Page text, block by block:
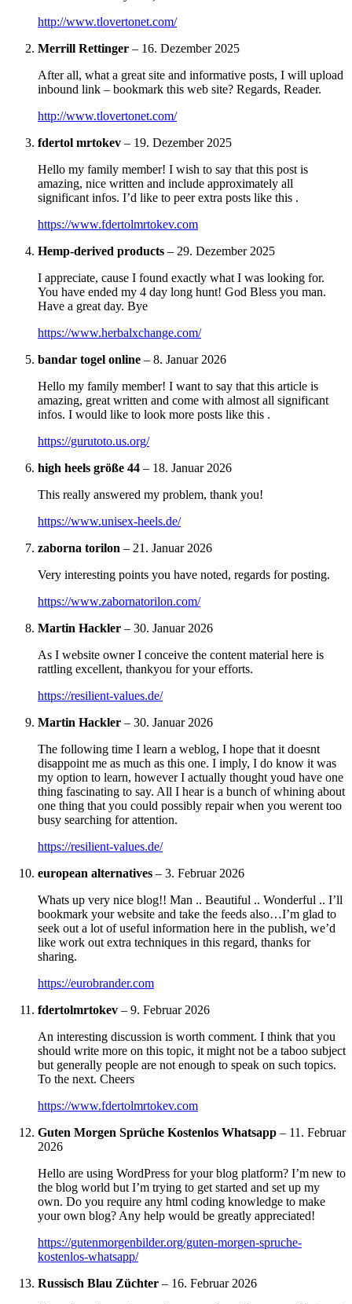
http://www.tlovertonet.com/
Merrill Rettinger – 16. Dezember 2025
After all, what a great site and informative posts, I will upload
inbound link – bookmark this web site? Regards, Reader.
http://www.tlovertonet.com/
fdertol mrtokev – 19. Dezember 2025
Hello my family member! I wish to say that this post is
amazing, nice written and include approximately all
significant infos. I’d like to peer extra posts like this .
https://www.fdertolmrtokev.com
Hemp-derived products – 29. Dezember 2025
I appreciate, cause I found exactly what I was looking for.
You have ended my 4 day long hunt! God Bless you man.
Have a great day. Bye
https://www.herbalxchange.com/
bandar togel online – 8. Januar 2026
Hello my family member! I want to say that this article is
amazing, great written and come with almost all significant
infos. I would like to look more posts like this .
https://gurutoto.us.org/
high heels größe 44 – 18. Januar 2026
This really answered my problem, thank you!
https://www.unisex-heels.de/
zaborna torilon – 21. Januar 2026
Very interesting points you have noted, regards for posting.
https://www.zabornatorilon.com/
Martin Hackler – 30. Januar 2026
As I website owner I conceive the content material here is
rattling excellent, thankyou for your efforts.
https://resilient-values.de/
Martin Hackler – 30. Januar 2026
The following time I learn a weblog, I hope that it doesnt
disappoint me as much as this one. I imply, I do know it was
my option to learn, however I actually thought youd have one
thing fascinating to say. All I hear is a bunch of whining about
one thing that you could possibly repair when you werent too
busy searching for attention.
https://resilient-values.de/
european alternatives – 3. Februar 2026
Whats up very nice blog!! Man .. Beautiful .. Wonderful .. I’ll
bookmark your website and take the feeds also…I’m glad to
seek out a lot of useful information here in the publish, we’d
like work out extra techniques in this regard, thanks for
sharing.
https://eurobrander.com
fdertolmrtokev – 9. Februar 2026
An interesting discussion is worth comment. I think that you
should write more on this topic, it might not be a taboo subject
but generally people are not enough to speak on such topics.
To the next. Cheers
https://www.fdertolmrtokev.com
Guten Morgen Sprüche Kostenlos Whatsapp – 11. Februar
2026
Hello are using WordPress for your blog platform? I’m new to
the blog world but I’m trying to get started and set up my
own. Do you require any html coding knowledge to make
your own blog? Any help would be greatly appreciated!
https://gutenmorgenbilder.org/guten-morgen-spruche-
kostenlos-whatsapp/
Russisch Blau Züchter – 16. Februar 2026